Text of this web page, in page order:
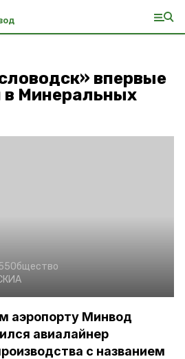
впервые
в Минеральных
Общество
аэропорту Минвод
авиалайнер
с названием